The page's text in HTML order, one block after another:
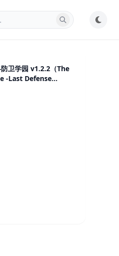
卫学园 v1.2.2（The
-Last Defense